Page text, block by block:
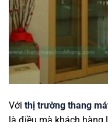
Với thị trường thang